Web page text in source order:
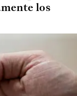
los